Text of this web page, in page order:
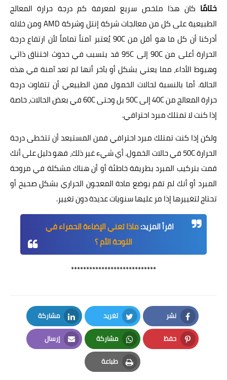
ختامًا كان هذا ملخص سريع لمعرفة كم درجة حرارة المعالج
الطبيعية على كل من معالجات شركة إنتل وشركة AMD ومن خلاله
أدركنا أن كل ما هو أقل من 90C يُعتبر آمناً تماماً لأن ارتفاع درجة
الحرارة أعلى من 90C إلى 95C قد يتسبب في حدوث اختناق ذاتي
وهبوط الأداء، مما يعني بشكل أو بآخر أنها لم تعد آمنة في هذه
الحالة. أما بالنسبة لحالات الخمول فمن الطبيعي أن تتفاوت درجة
حرارة المعالج من 40C إلى 50C بل وحتى 60C في بعض الحالات، خاصة
إذا كنت لا تمتلك مبرد احترافي.
ولكن إذا كنت تمتلك مبرد احترافي فمن المستبعد أن تتخطى درجة
الحرارة 50C في حالات الخمول. أي شيء غير ذلك، فهو دليل على أنك
قمت بتركيب المبرد بطريقة خاطئة أو أن هناك مشكلة في مروحة
المبرد أو أنك لم تقم بوضع مادة المعجون الحراري بشكل صحيح أو
تحتاج لتغييرها إذا مر عليها سنويات عديدة دون تغيير.
اقرأ المزيد:ماذا تعني الإضاءة الحمراء في
اللوحة الأم ؟
****************************
نشر
Facebook
تغريد
Twitter
مشاركة
LinkedIn
حفظ
Pinterest
مشاركة
Whatsapp
إرسال
Email
طباعة
Print